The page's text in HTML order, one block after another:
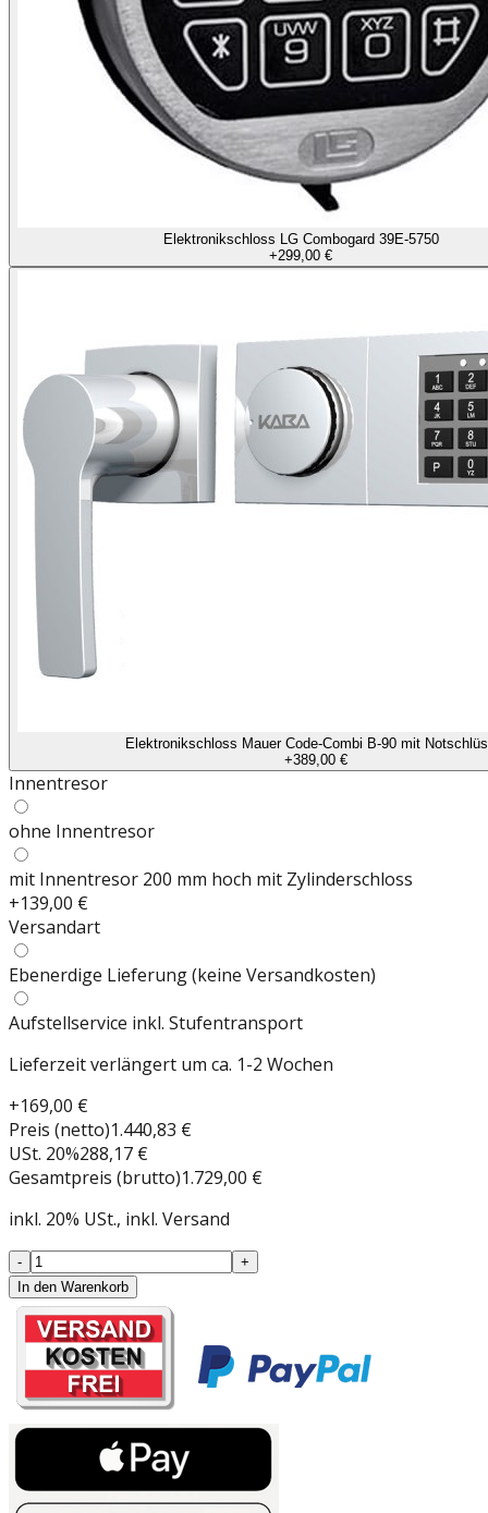
Elektronikschloss LG Combogard 39E-5750
+299,00 €
Elektronikschloss Mauer Code-Combi B-90 mit
+389,00 €
Innentresor
ohne Innentresor
mit Innentresor 200 mm hoch mit Zylinderschloss
+139,00 €
Versandart
Ebenerdige Lieferung (keine Versandkosten)
Aufstellservice inkl. Stufentransport
Lieferzeit verlängert um ca. 1-2 Wochen
+169,00 €
Preis (netto)1.440,83 €
USt. 20%288,17 €
Gesamtpreis (brutto)1.729,00 €
inkl. 20% USt., inkl. Versand
-
+
In den Warenkorb